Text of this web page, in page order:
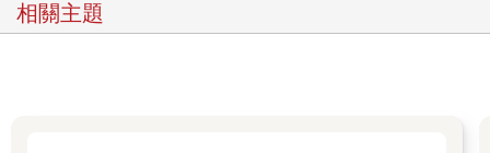
相關主題